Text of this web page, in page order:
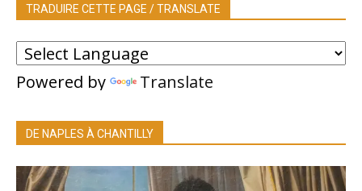
TRADUIRE CETTE PAGE / TRANSLATE
Powered by Translate
DE NAPLES À CHANTILLY